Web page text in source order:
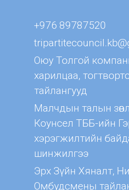
+976 89787520
Оюу Толгой
харилцаа,
тайлангууд
Малчдын талын
Коунсел ТББ-ийн
хэрэгжилтийн
шинжилгээ
Эрх Зүйн Хяналт,
Омбудсмены